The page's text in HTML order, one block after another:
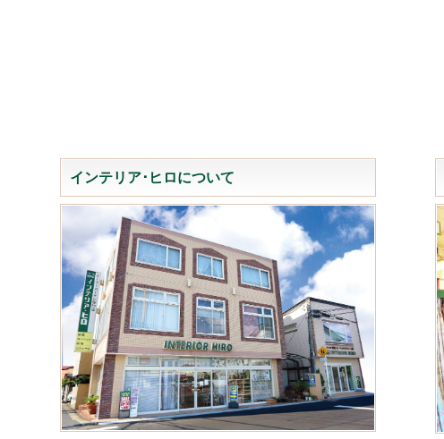
インテリア･ヒロについて